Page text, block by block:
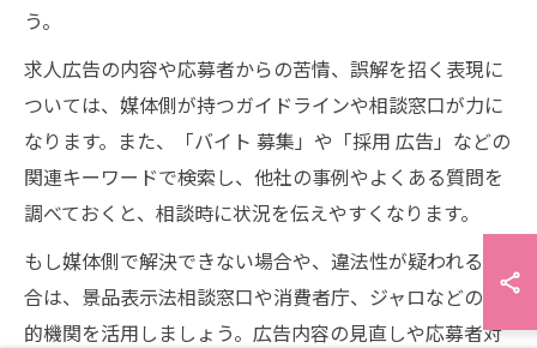
う。
求人広告の内容や応募者からの苦情、誤解を招く表現に
ついては、媒体側が持つガイドラインや相談窓口が力に
なります。また、「バイト 募集」や「採用 広告」などの
関連キーワードで検索し、他社の事例やよくある質問を
調べておくと、相談時に状況を伝えやすくなります。
もし媒体側で解決できない場合や、違法性が疑われる場
合は、景品表示法相談窓口や消費者庁、ジャロなどの公
的機関を活用しましょう。広告内容の見直しや応募者対